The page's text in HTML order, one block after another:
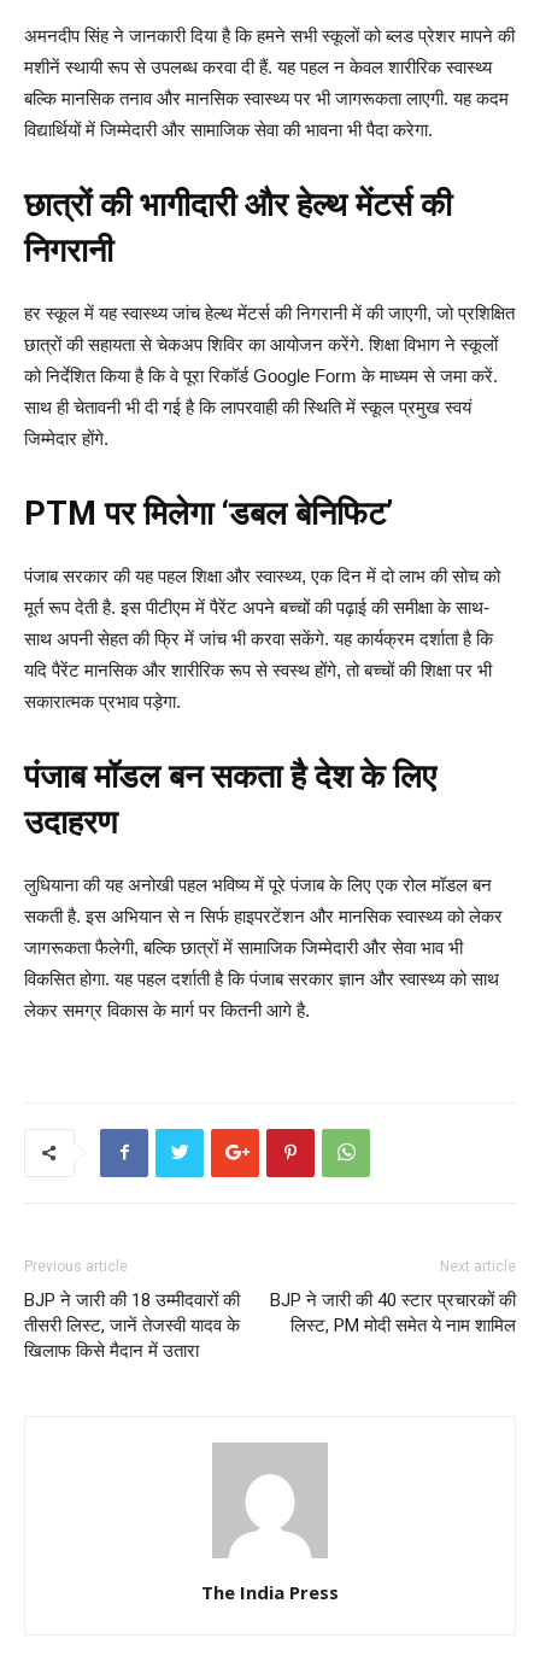
अमनदीप सिंह ने जानकारी दिया है कि हमने सभी स्कूलों को ब्लड प्रेशर मापने की
मशीनें स्थायी रूप से उपलब्ध करवा दी हैं. यह पहल न केवल शारीरिक स्वास्थ्य
बल्कि मानसिक तनाव और मानसिक स्वास्थ्य पर भी जागरूकता लाएगी. यह कदम
विद्यार्थियों में जिम्मेदारी और सामाजिक सेवा की भावना भी पैदा करेगा.
छात्रों की भागीदारी और हेल्थ मेंटर्स की
निगरानी
हर स्कूल में यह स्वास्थ्य जांच हेल्थ मेंटर्स की निगरानी में की जाएगी, जो प्रशिक्षित
छात्रों की सहायता से चेकअप शिविर का आयोजन करेंगे. शिक्षा विभाग ने स्कूलों
को निर्देशित किया है कि वे पूरा रिकॉर्ड Google Form के माध्यम से जमा करें.
साथ ही चेतावनी भी दी गई है कि लापरवाही की स्थिति में स्कूल प्रमुख स्वयं
जिम्मेदार होंगे.
PTM पर मिलेगा ‘डबल बेनिफिट’
पंजाब सरकार की यह पहल शिक्षा और स्वास्थ्य, एक दिन में दो लाभ की सोच को
मूर्त रूप देती है. इस पीटीएम में पैरेंट अपने बच्चों की पढ़ाई की समीक्षा के साथ-
साथ अपनी सेहत की फ्रि में जांच भी करवा सकेंगे. यह कार्यक्रम दर्शाता है कि
यदि पैरेंट मानसिक और शारीरिक रूप से स्वस्थ होंगे, तो बच्चों की शिक्षा पर भी
सकारात्मक प्रभाव पड़ेगा.
पंजाब मॉडल बन सकता है देश के लिए
उदाहरण
लुधियाना की यह अनोखी पहल भविष्य में पूरे पंजाब के लिए एक रोल मॉडल बन
सकती है. इस अभियान से न सिर्फ हाइपरटेंशन और मानसिक स्वास्थ्य को लेकर
जागरूकता फैलेगी, बल्कि छात्रों में सामाजिक जिम्मेदारी और सेवा भाव भी
विकसित होगा. यह पहल दर्शाती है कि पंजाब सरकार ज्ञान और स्वास्थ्य को साथ
लेकर समग्र विकास के मार्ग पर कितनी आगे है.
Previous article
BJP ने जारी की 18 उम्मीदवारों की
तीसरी लिस्ट, जानें तेजस्वी यादव के
खिलाफ किसे मैदान में उतारा
Next article
BJP ने जारी की 40 स्टार प्रचारकों की
लिस्ट, PM मोदी समेत ये नाम शामिल
The India Press